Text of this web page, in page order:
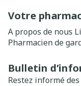
Votre
A propos de nous
Pharmacien de
Bulletin
Restez informé